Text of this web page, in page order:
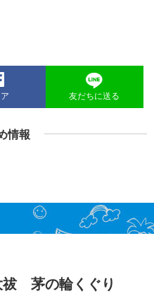
友だちに送る
情報
祓 茅の輪くぐり